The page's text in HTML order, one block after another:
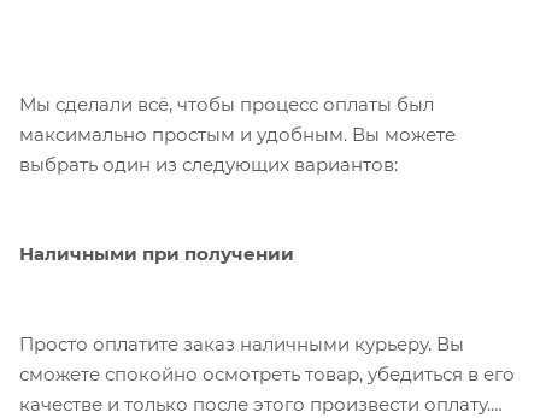
Мы сделали всё, чтобы процесс оплаты был
максимально простым и удобным. Вы можете
выбрать один из следующих вариантов:
Наличными при получении
Просто оплатите заказ наличными курьеру. Вы
сможете спокойно осмотреть товар, убедиться в его
качестве и только после этого произвести оплату.